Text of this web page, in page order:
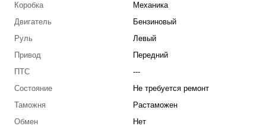
Коробка
Механика
Двигатель
Бензиновый
Руль
Левый
Привод
Передний
ПТС
---
Состояние
Не требуется ремонт
Таможня
Растаможен
Обмен
Нет